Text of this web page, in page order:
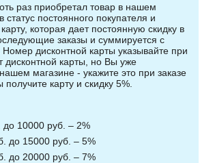
раз приобретал товар в нашем
статус постоянного покупателя и
которая дает постоянную скидку в
заказы и суммируется с
дисконтной карты указывайте при
дисконтной карты, но Вы уже
магазине - укажите это при заказе
карту и скидку 5%.
10000 руб. – 2%
до 15000 руб. – 5%
до 20000 руб. – 7%